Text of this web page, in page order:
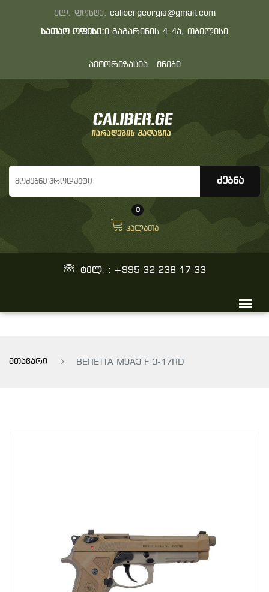
ელ. ფოსტა: calibergeorgia@gmail.com
სათაო ოფისი:ი.გაგარინის 4-4ა, თბილისი
ავტორიზაცია ენები
0
კალათა
ტელ. : +995 32 238 17 33
მთავარი BERETTA M9A3 F 3-17RD